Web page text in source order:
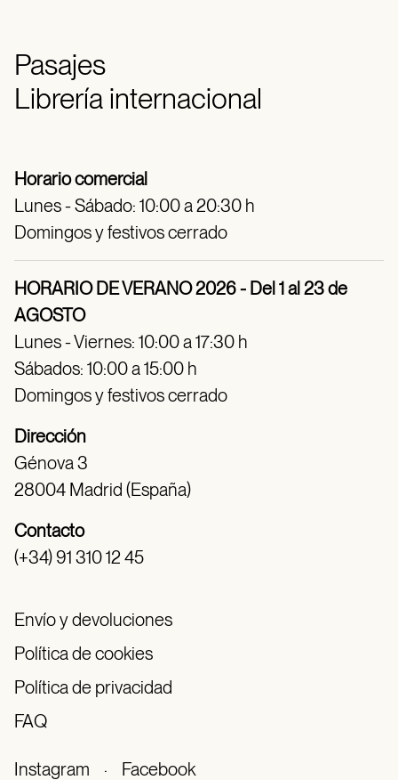
Pasajes
Librería internacional
Horario comercial
Lunes - Sábado: 10:00 a 20:30 h
Domingos y festivos cerrado
HORARIO DE VERANO 2026 - Del 1 al 23 de
AGOSTO
Lunes - Viernes: 10:00 a 17:30 h
Sábados: 10:00 a 15:00 h
Domingos y festivos cerrado
Dirección
Génova 3
28004 Madrid (España)
Contacto
(+34) 91 310 12 45
Envío y devoluciones
Política de cookies
Política de privacidad
FAQ
Instagram · Facebook